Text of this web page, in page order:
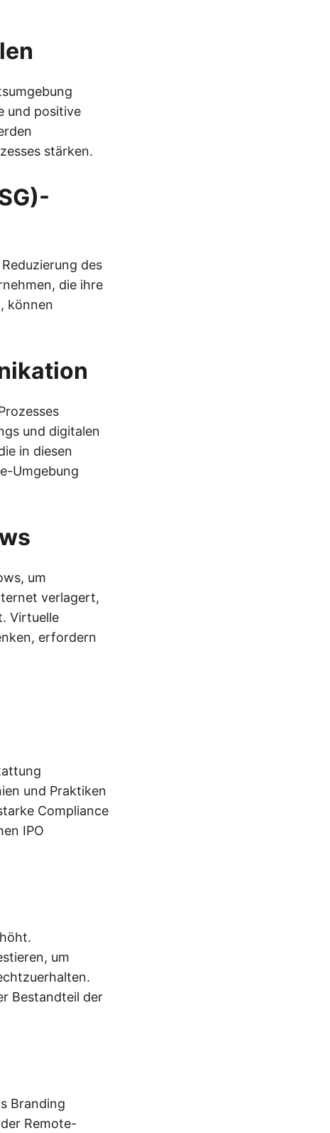
und positive
stärken.
des
die ihre
können
und digitalen
in diesen
Umgebung
um
verlagert,
Virtuelle
erfordern
und Praktiken
Compliance
IPO
um
Bestandteil der
Branding
Remote-